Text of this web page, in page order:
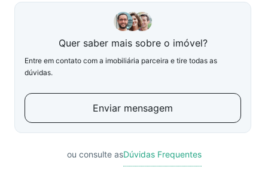
Quer saber mais sobre o imóvel?
Entre em contato com a imobiliária parceira e tire todas as
dúvidas.
Enviar mensagem
ou consulte asDúvidas Frequentes